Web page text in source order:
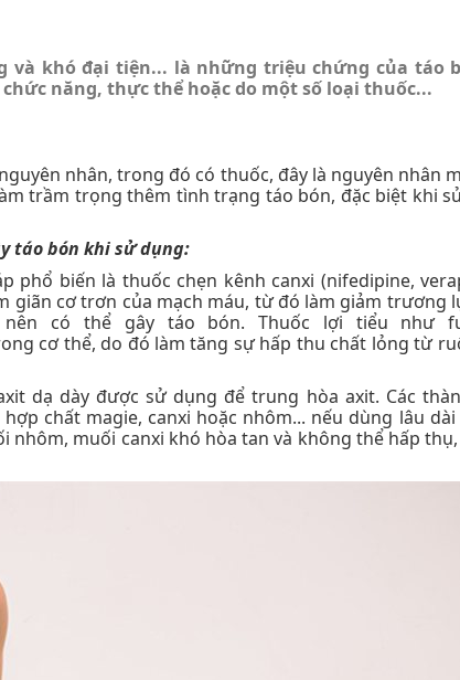
và khó đại tiện... là những triệu chứng của táo
năng, thực thể hoặc do một số loại thuốc...
nhân, trong đó có thuốc, đây là nguyên nhân
trầm trọng thêm tình trạng táo bón, đặc biệt khi
táo bón khi sử dụng:
phổ biến là thuốc chẹn kênh canxi (nifedipine,
giãn cơ trơn của mạch máu, từ đó làm giảm trương
có thể gây táo bón. Thuốc lợi tiểu như
cơ thể, do đó làm tăng sự hấp thu chất lỏng từ
dạ dày được sử dụng để trung hòa axit. Các
chất magie, canxi hoặc nhôm... nếu dùng lâu
muối canxi khó hòa tan và không thể hấp